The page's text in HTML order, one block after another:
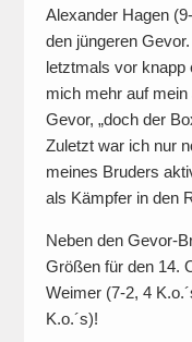
Alexander Hagen
den jüngeren
letztmals vor knapp
mich mehr auf
Gevor, „doch der
Zuletzt war ich nur
meines Bruders
als Kämpfer in den
Neben den Gevor-
Größen für den 14.
Weimer (7-2, 4
K.o.´s)!